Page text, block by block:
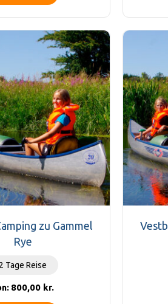
zu Gammel
Rye
2 Tage Reise
800,00 kr.